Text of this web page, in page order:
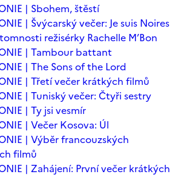
| Sbohem, štěstí
| Švýcarský večer: Je suis Noires
režisérky Rachelle M’Bon
| Tambour battant
| The Sons of the Lord
| Třetí večer krátkých filmů
| Tuniský večer: Čtyři sestry
| Ty jsi vesmír
| Večer Kosova: Úl
| Výběr francouzských
filmů
| Zahájení: První večer krátkých